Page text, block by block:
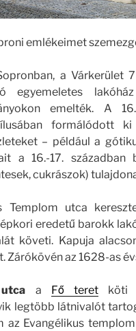
emlékeimet
a Várkerület
egyemeletes
emelték. A
formálódott
– például a
a 16.-17.
cukrászok)
utca
eredetű barokk
követi. Kapuja
Zárókövén az 1628-as
a Fő teret köti
legtöbb látnivalót
az Evangélikus